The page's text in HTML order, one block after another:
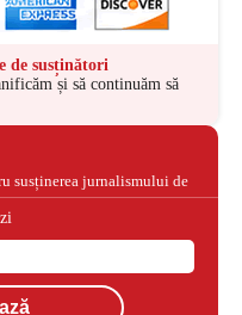
de susținători
și să continuăm să
susținerea jurnalismului de